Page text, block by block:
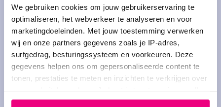
We gebruiken cookies om jouw gebruikerservaring te
optimaliseren, het webverkeer te analyseren en voor
marketingdoeleinden. Met jouw toestemming verwerken
wij en onze partners gegevens zoals je IP-adres,
surfgedrag, besturingssysteem en voorkeuren. Deze
gegevens helpen ons om gepersonaliseerde content te
tonen, prestaties te meten en inzichten te verkrijgen over
moment wijzigen of intrekken via het cookie-icoontje
Brensocatib
op 17-04-2025 om 13:07 uur
bronchiëctasieën, pijn op de borst
en hyperventileren